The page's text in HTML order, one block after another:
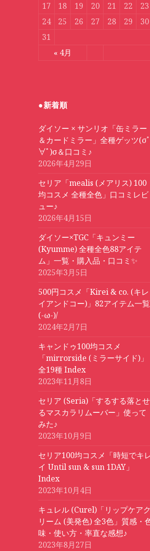
« 4月
17
18 19 20 21 22
23
24
25 26 27 28 29
30
31
●新着順
ダイソー × サンリオ「缶ミラー
＆カードミラー」全種ゲッツ(σﾟ
∀ﾟ)σ＆口コミ♪
2026年4月29日
セリア「mealis (メアリス) 100
均コスメ 全種全色」口コミレビ
ュー♪
2026年4月15日
ダイソー×TGC「キュンミー
(Kyumme) 全種全色88アイテ
ム」一覧・購入品・口コミ✨
2025年3月5日
500円コスメ「Kirei & co. (キレ
イアンドコー)」82アイテム一覧
(-ω-)/
2024年2月7日
キャンドゥ100均コスメ
「mirrorside (ミラーサイド)」
全19種 Index
2023年11月8日
セリア (Seria)「するする落とせ
るマスカラリムーバー」使って
みた♪
2023年10月9日
セリア100均コスメ「時短でキ
イ Until sun & sun 1DAY」
Index
2023年10月4日
キュレル (Curel)「リップケアク
リーム (美発色) 全3色」質感・
味・使い方・率直な感想♪
2023年8月27日